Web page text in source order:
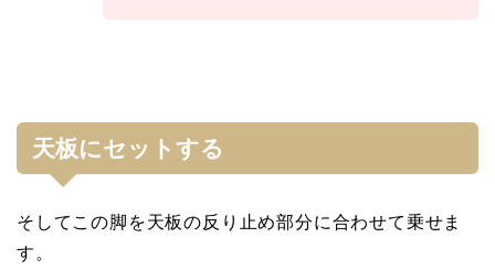
天板にセットする
そしてこの脚を天板の反り止め部分に合わせて乗せま
す。